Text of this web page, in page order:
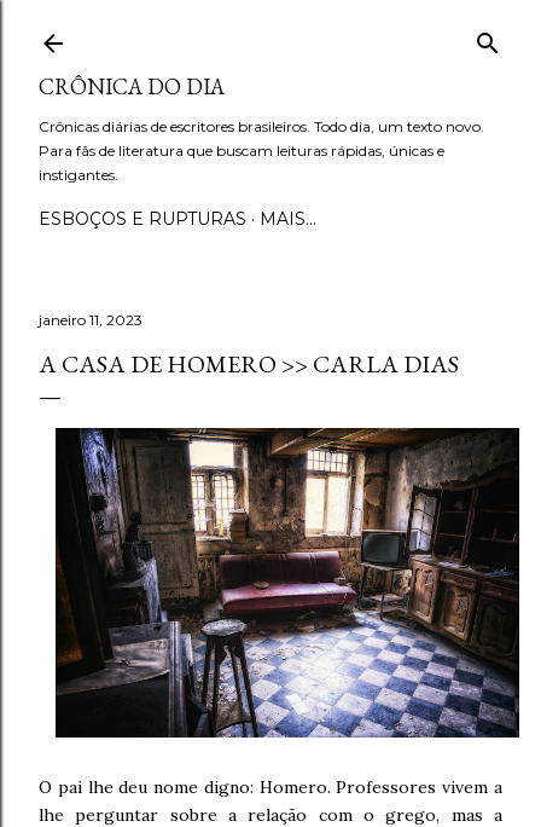
CRÔNICA DO DIA
Crônicas diárias de escritores brasileiros. Todo dia, um texto novo.
Para fãs de literatura que buscam leituras rápidas, únicas e
instigantes.
ESBOÇOS E RUPTURAS MAIS…
janeiro 11, 2023
A CASA DE HOMERO >> CARLA DIAS
O pai lhe deu nome digno: Homero. Professores vivem a
lhe perguntar sobre a relação com o grego, mas a